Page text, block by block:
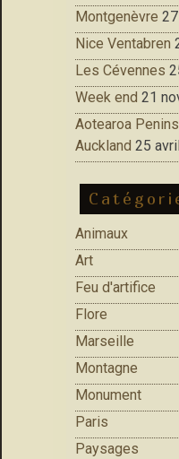
Montgenèvre
Nice Ventabren
Les Cévennes
Week end 21
Aotearoa
Auckland 25
Animaux
Art
Feu d'artifice
Flore
Marseille
Montagne
Monument
Paris
Paysages